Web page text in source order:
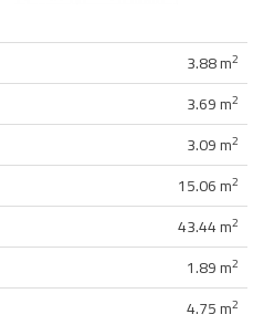
3.88 m2
3.69 m2
3.09 m2
15.06 m2
43.44 m2
1.89 m2
4.75 m2